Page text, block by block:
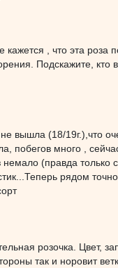
кажется , что эта
Подскажите,
не вышла (18/19г.),что
побегов много ,
(правда только
рядом
розочка. Цвет,
так и норовит